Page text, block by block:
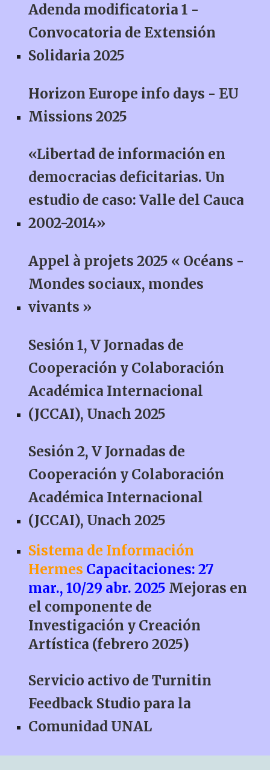
Adenda modificatoria 1 -
Convocatoria de Extensión
Solidaria 2025
Horizon Europe info days - EU
Missions 2025
«Libertad de información en
democracias deficitarias. Un
estudio de caso: Valle del Cauca
2002-2014»
Appel à projets 2025 « Océans -
Mondes sociaux, mondes
vivants »
Sesión 1, V Jornadas de
Cooperación y Colaboración
Académica Internacional
(JCCAI), Unach 2025
Sesión 2, V Jornadas de
Cooperación y Colaboración
Académica Internacional
(JCCAI), Unach 2025
Sistema de Información
Hermes Capacitaciones: 27
mar., 10/29 abr. 2025 Mejoras en
el componente de
Investigación y Creación
Artística (febrero 2025)
Servicio activo de Turnitin
Feedback Studio para la
Comunidad UNAL